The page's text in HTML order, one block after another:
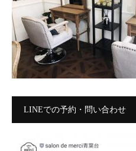
LINEでの予約・問い合わせ